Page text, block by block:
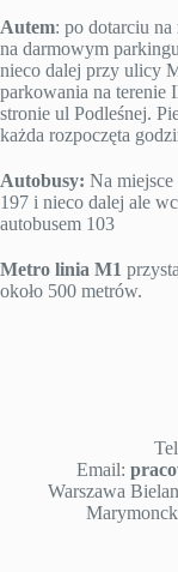
Autem: po dotarciu na
na darmowym
nieco dalej przy ulicy
parkowania na terenie
stronie ul Podleśnej.
każda rozpoczęta
Autobusy: Na
197 i nieco dalej ale
autobusem 103
Metro linia M1
około 500 metrów.
Email:
Warszawa